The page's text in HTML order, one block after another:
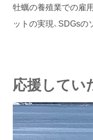
牡蠣の養殖業での雇
ットの実現、SDGsの
応援してい